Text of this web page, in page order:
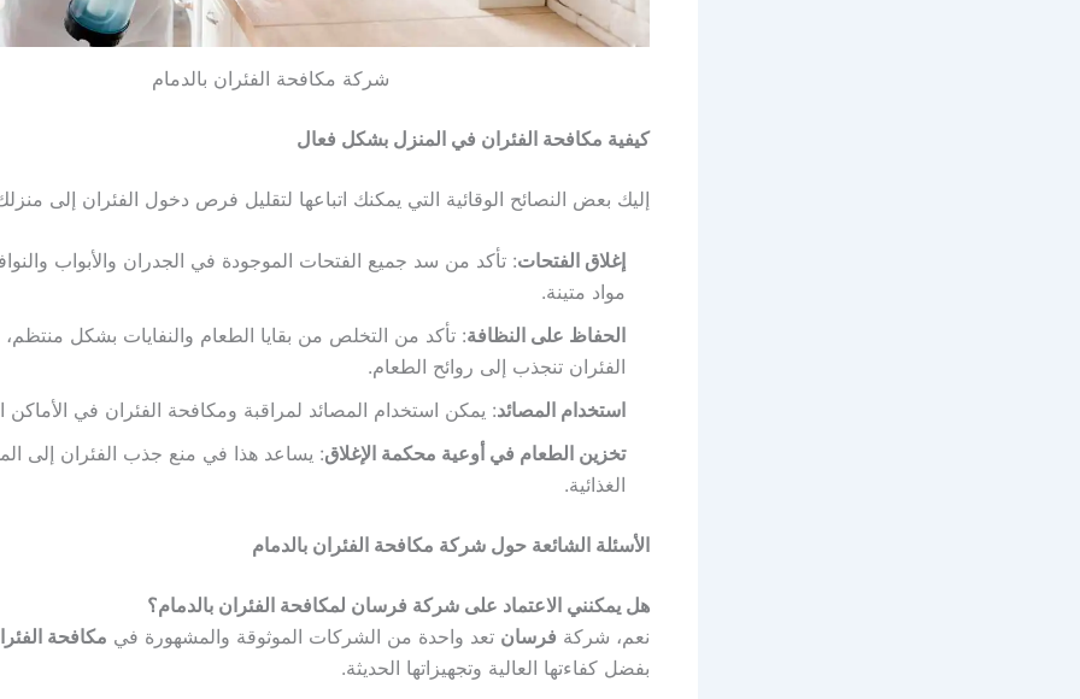
شركة مكافحة الفئران بالدمام
كيفية مكافحة الفئران في المنزل بشكل فعال
إليك بعض النصائح الوقائية التي يمكنك اتباعها لتقليل فرص دخول الفئران إلى
إغلاق الفتحات: تأكد من سد جميع الفتحات الموجودة في الجدران والأبواب
مواد متينة.
الحفاظ على النظافة: تأكد من التخلص من بقايا الطعام والنفايات بشكل
الفئران تنجذب إلى روائح الطعام.
استخدام المصائد: يمكن استخدام المصائد لمراقبة ومكافحة الفئران في الأماكن
تخزين الطعام في أوعية محكمة الإغلاق: يساعد هذا في منع جذب الفئران إلى
الغذائية.
الأسئلة الشائعة حول شركة مكافحة الفئران بالدمام
هل يمكنني الاعتماد على شركة فرسان لمكافحة الفئران بالدمام؟
نعم، شركة فرسان تعد واحدة من الشركات الموثوقة والمشهورة في مكافحة
بفضل كفاءتها العالية وتجهيزاتها الحديثة.